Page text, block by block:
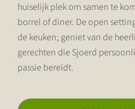
OVER
huiselijk plek om samen te
borrel of diner. De open
de keuken; geniet van de
gerechten die Sjoerd
passie bereidt.